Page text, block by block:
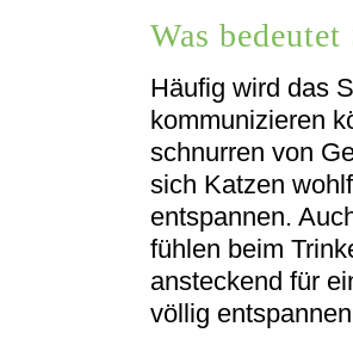
Was
Häufig wird das
kommunizieren
schnurren von
sich Katzen
entspannen.
fühlen beim
ansteckend für
völlig